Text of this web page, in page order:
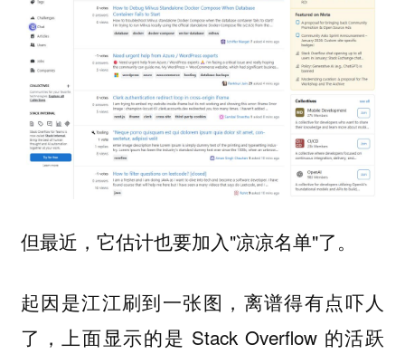
但最近，它估计也要加入"凉凉名单"了。
起因是江江刷到一张图，离谱得有点吓人
了，上面显示的是 Stack Overflow 的活跃